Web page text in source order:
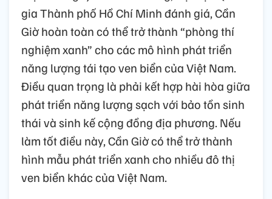
gia Thành phố Hồ Chí Minh đánh giá, Cần
Giờ hoàn toàn có thể trở thành “phòng thí
nghiệm xanh” cho các mô hình phát triển
năng lượng tái tạo ven biển của Việt Nam.
Điều quan trọng là phải kết hợp hài hòa giữa
phát triển năng lượng sạch với bảo tồn sinh
thái và sinh kế cộng đồng địa phương. Nếu
làm tốt điều này, Cần Giờ có thể trở thành
hình mẫu phát triển xanh cho nhiều đô thị
ven biển khác của Việt Nam.